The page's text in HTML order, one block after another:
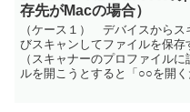
存先がMacの場合）
（ケース１） デバイスからス
びスキャンしてファイルを保
（スキャナーのプロファイル
ルを開こうとすると「○○を開